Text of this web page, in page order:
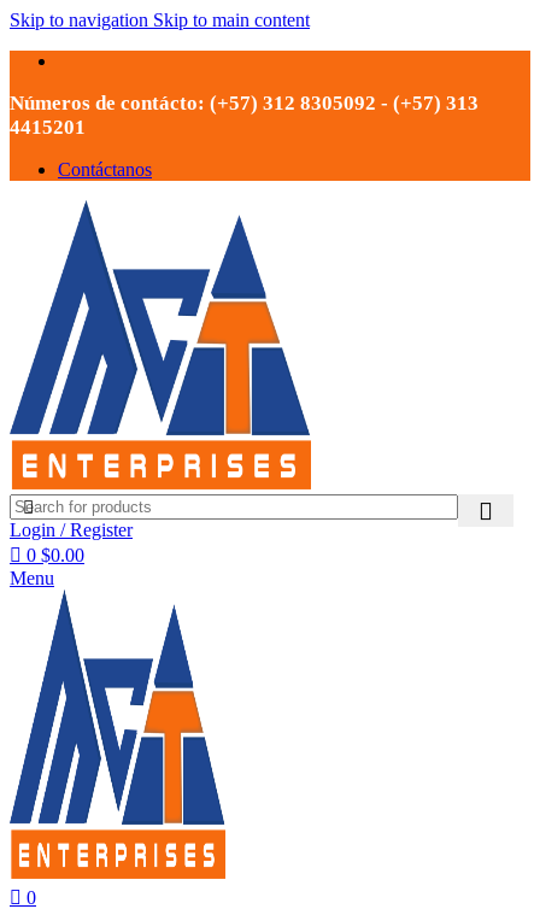
Skip to navigation Skip to main content
Números de contácto: (+57) 312 8305092 - (+57) 313
4415201
Contáctanos
Login / Register
0 $0.00
Menu
0